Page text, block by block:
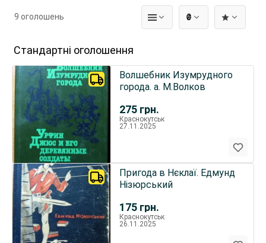
₴
9 оголошень
Стандартні оголошення
275 грн.
Волшебник Изумрудного
города. а. М.Волков
Краснокутськ
27.11.2025
175 грн.
Пригода в Нєклаї. Едмунд
Нізюрський
Краснокутськ
26.11.2025